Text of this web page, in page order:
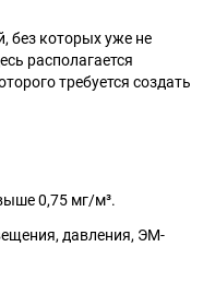
без которых уже не
располагается
требуется создать
0,75 мг/м³.
давления, ЭМ-